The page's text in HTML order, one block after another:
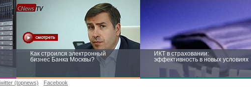
Как строился электронный
бизнес Банка Москвы?
ИКТ в страховании:
эффективность в новых условиях
(topnews) Facebook